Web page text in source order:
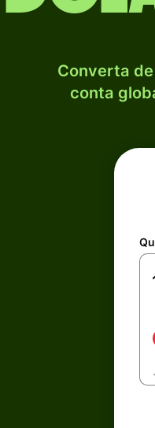
Converta
conta